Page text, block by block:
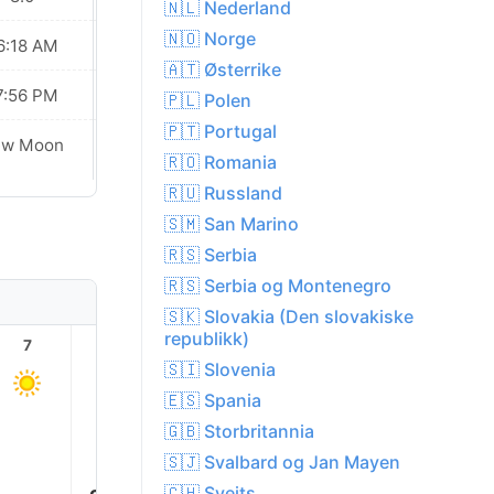
AM
PM
Moon
06:19 AM
07:55 PM
New Moon
7 9
28.0° 29.0°
🇳🇱 Nederland
🇳🇴 Norge
🇦🇹 Østerrike
🇵🇱 Polen
🇵🇹 Portugal
🇷🇴 Romania
🇷🇺 Russland
🇸🇲 San Marino
🇷🇸 Serbia
🇷🇸 Serbia og Montenegro
🇸🇰 Slovakia (Den slovakiske
republikk)
🇸🇮 Slovenia
🇪🇸 Spania
🇬🇧 Storbritannia
🇸🇯 Svalbard og Jan Mayen